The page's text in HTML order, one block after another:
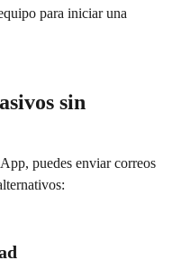
para iniciar una
sin
puedes enviar correos